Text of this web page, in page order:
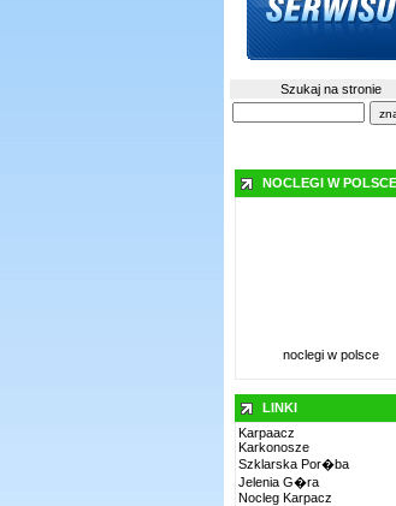
Szukaj na stronie
NOCLEGI W POLSCE
noclegi w polsce
LINKI
Karpaacz
Karkonosze
Szklarska Por�ba
Jelenia G�ra
Nocleg Karpacz